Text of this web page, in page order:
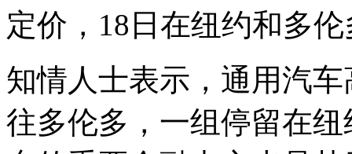
定价，18日在纽约和多
知情人士表示，通用汽
往多伦多，一组停留在